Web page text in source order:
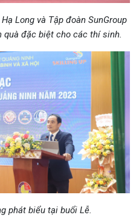
Long và Tập đoàn SunGroup
quà đặc biệt cho các thí sinh.
phát biểu tại buổi Lễ.